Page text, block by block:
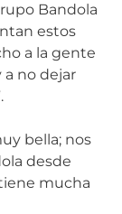
Bandola
estos
a la gente
a no dejar
bella; nos
desde
mucha